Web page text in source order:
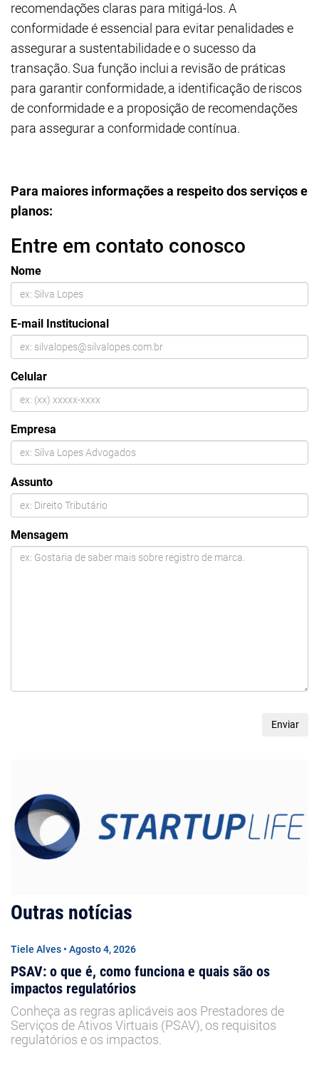
recomendações claras para mitigá-los. A
conformidade é essencial para evitar penalidades e
assegurar a sustentabilidade e o sucesso da
transação. Sua função inclui a revisão de práticas
para garantir conformidade, a identificação de riscos
de conformidade e a proposição de recomendações
para assegurar a conformidade contínua.
Para maiores informações a respeito dos serviços e
planos:
Entre em contato conosco
Nome
E-mail Institucional
Celular
Empresa
Assunto
Mensagem
Outras notícias
Tiele Alves • Agosto 4, 2026
PSAV: o que é, como funciona e quais são os
impactos regulatórios
Conheça as regras aplicáveis aos Prestadores de
Serviços de Ativos Virtuais (PSAV), os requisitos
regulatórios e os impactos.